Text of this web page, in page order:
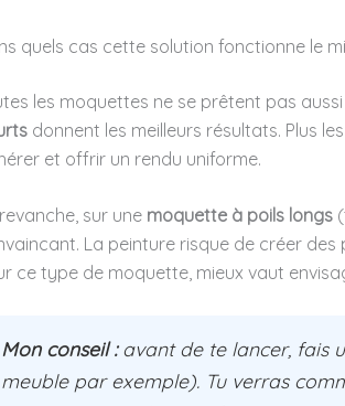
quels cas cette solution fonctionne le
les moquettes ne se prêtent pas
donnent les meilleurs résultats. Plus
et offrir un rendu uniforme.
sur une moquette à poils longs
La peinture risque de créer
ce type de moquette, mieux vaut
Mon conseil :avant de te lancer, fais
meuble par exemple). Tu verras